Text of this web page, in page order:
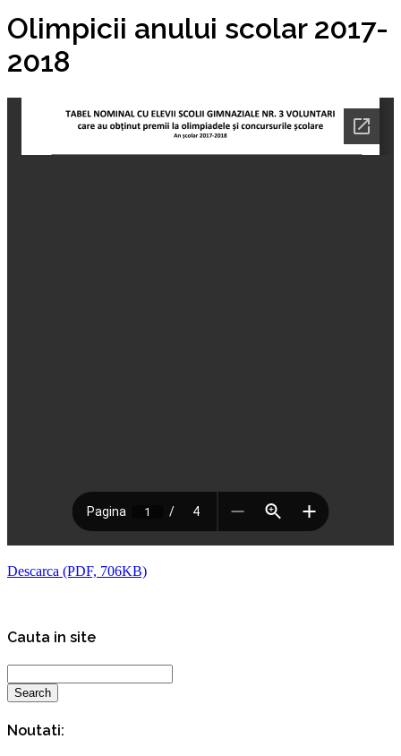
Olimpicii anului scolar 2017-
2018
Descarca (PDF, 706KB)
Cauta in site
Noutati: